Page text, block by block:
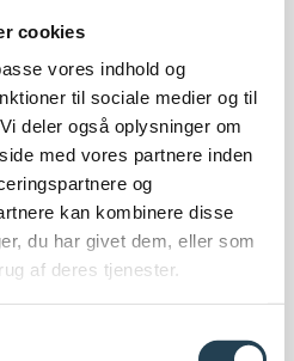
cookies
vores indhold og
til sociale medier og til
deler også oplysninger om
med vores partnere inden
og
kan kombinere disse
du har givet dem, eller som
af deres tjenester.
giver dem en vis
designet små ekstra
De er ikke værelser i
fungerer godt som
eller et mindre
at en toværelses
så videre. Dermed
fleksible, og de kan
samt
og behov.